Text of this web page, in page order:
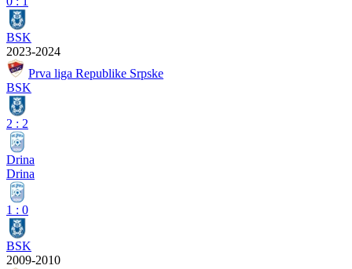
BSK
2023-2024
Prva liga Republike Srpske
BSK
2 : 2
Drina
Drina
1 : 0
BSK
2009-2010